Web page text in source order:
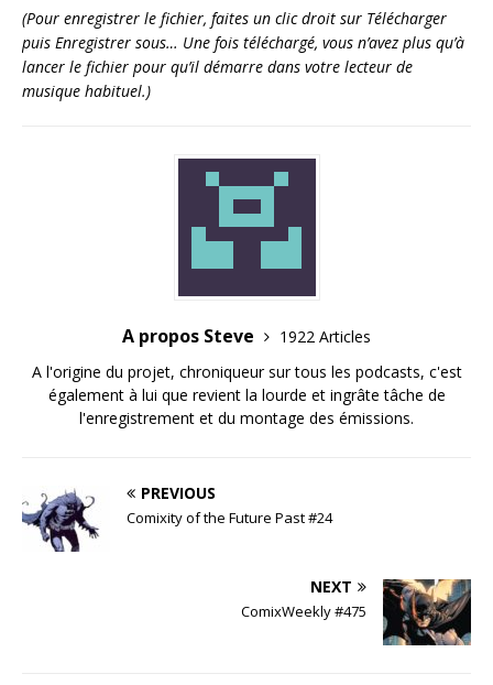
(Pour enregistrer le fichier, faites un clic droit sur Télécharger
puis Enregistrer sous… Une fois téléchargé, vous n’avez plus qu’à
lancer le fichier pour qu’il démarre dans votre lecteur de
musique habituel.)
A propos Steve
1922 Articles
A l'origine du projet, chroniqueur sur tous les podcasts, c'est
également à lui que revient la lourde et ingrâte tâche de
l'enregistrement et du montage des émissions.
PREVIOUS
Comixity of the Future Past #24
NEXT
ComixWeekly #475